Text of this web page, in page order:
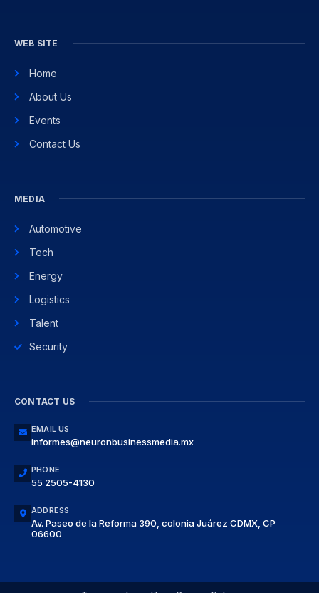
WEB SITE
Home
About Us
Events
Contact Us
MEDIA
Automotive
Tech
Energy
Logistics
Talent
Security
CONTACT US
EMAIL US
informes@neuronbusinessmedia.mx
PHONE
55 2505-4130
ADDRESS
Av. Paseo de la Reforma 390, colonia Juárez CDMX, CP
06600